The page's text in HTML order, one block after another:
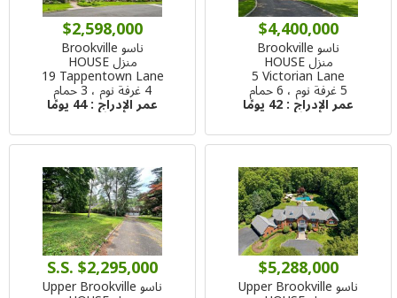
$4,400,000
ناسو Brookville
منزل HOUSE
5 Victorian Lane
5 غرفة نوم ، 6 حمام
عمر الإدراج :42 يومًا
$2,598,000
ناسو Brookville
منزل HOUSE
19 Tappentown Lane
4 غرفة نوم ، 3 حمام
عمر الإدراج :44 يومًا
$5,288,000
ناسو Upper Brookville
S.S. $2,295,000
ناسو Upper Brookville